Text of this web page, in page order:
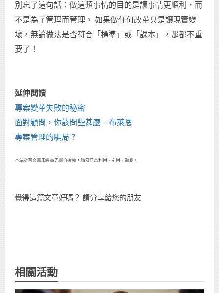
別忘了這句話：做這類事情的目的是讓事情更順利，而
不是為了管理而管理。 如果做任何改革只是讓現實變
壞，無論做法是否符合「標準」或「課本」，那都不重
要了！
延伸閱讀
專案變革失敗的秘密
面對顧問，你該問些甚麼 – 布萊恩
專案管理的騙局？
本站所有文章未經事先書面授權，請勿任意利用、引用、轉載。
覺得這篇文章好嗎？ 請分享給您的朋友
相關活動